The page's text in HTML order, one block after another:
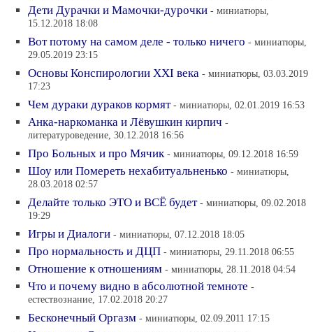
Дети Дурачки и Мамочки-дурочки - миниатюры,
15.12.2018 18:08
Вот потому на самом деле - только ничего - миниатюры,
29.05.2019 23:15
Основы Конспирологии XXI века - миниатюры, 03.03.2019
17:23
Чем дураки дураков кормят - миниатюры, 02.01.2019 16:53
Анка-наркоманка и Лёвушкин кирпич -
литературоведение, 30.12.2018 16:56
Про Больных и про Мячик - миниатюры, 09.12.2018 16:59
Шоу или Помереть нехабитуальненько - миниатюры,
28.03.2018 02:57
Делайте только ЭТО и ВСЁ будет - миниатюры, 09.02.2018
19:29
Игры и Диалоги - миниатюры, 07.12.2018 18:05
Про нормальность и ДЦП - миниатюры, 29.11.2018 06:55
Отношение к отношениям - миниатюры, 28.11.2018 04:54
Что и почему видно в абсолютной темноте -
естествознание, 17.02.2018 20:27
Бесконечный Оргазм - миниатюры, 02.09.2011 17:15